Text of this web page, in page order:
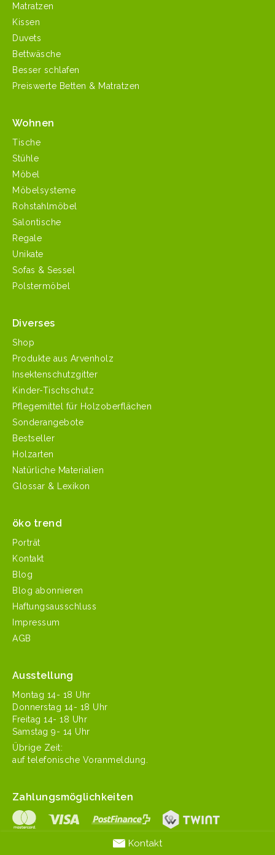
Matratzen
Kissen
Duvets
Bettwäsche
Besser schlafen
Preiswerte Betten & Matratzen
Wohnen
Tische
Stühle
Möbel
Möbelsysteme
Rohstahlmöbel
Salontische
Regale
Unikate
Sofas & Sessel
Polstermöbel
Diverses
Shop
Produkte aus Arvenholz
Insektenschutzgitter
Kinder-Tischschutz
Pflegemittel für Holzoberflächen
Sonderangebote
Bestseller
Holzarten
Natürliche Materialien
Glossar & Lexikon
öko trend
Porträt
Kontakt
Blog
Blog abonnieren
Haftungsausschluss
Impressum
AGB
Ausstellung
Mon­tag 14- 18 Uhr
Don­ner­stag 14- 18 Uhr
Fre­itag 14- 18 Uhr
Sam­stag 9- 14 Uhr
Übrige Zeit:
auf tele­fonis­che Voranmeldung.
Zahlungsmöglichkeiten
Kontakt